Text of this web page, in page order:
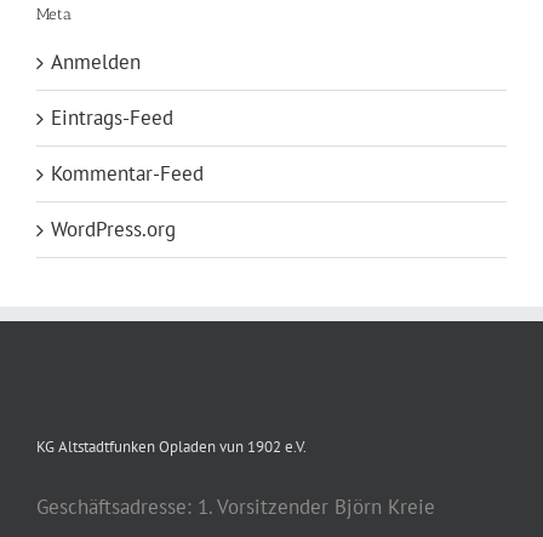
Meta
Anmelden
Eintrags-Feed
Kommentar-Feed
WordPress.org
KG Altstadtfunken Opladen vun 1902 e.V.
Geschäftsadresse: 1. Vorsitzender Björn Kreie